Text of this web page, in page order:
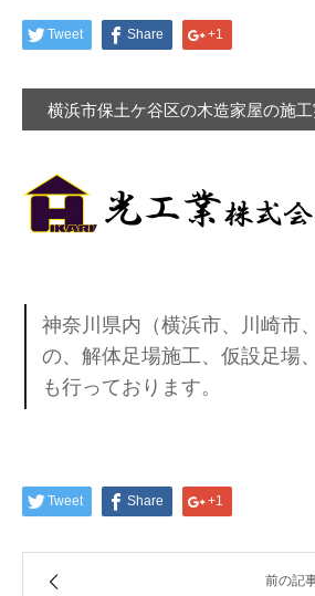
Tweet Share +1
横浜市保土ケ谷区の木造家屋の施
神奈川県内（横浜市、川崎市
の、解体足場施工、仮設足場
も行っております。
Tweet Share +1
前の記